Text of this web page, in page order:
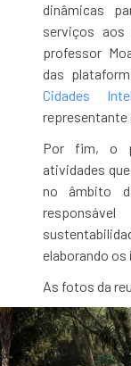
dinâmicas
serviços
professor
das
Cidades
representante
Por fim, o
atividades
no âmbito
elaborando
As fotos da